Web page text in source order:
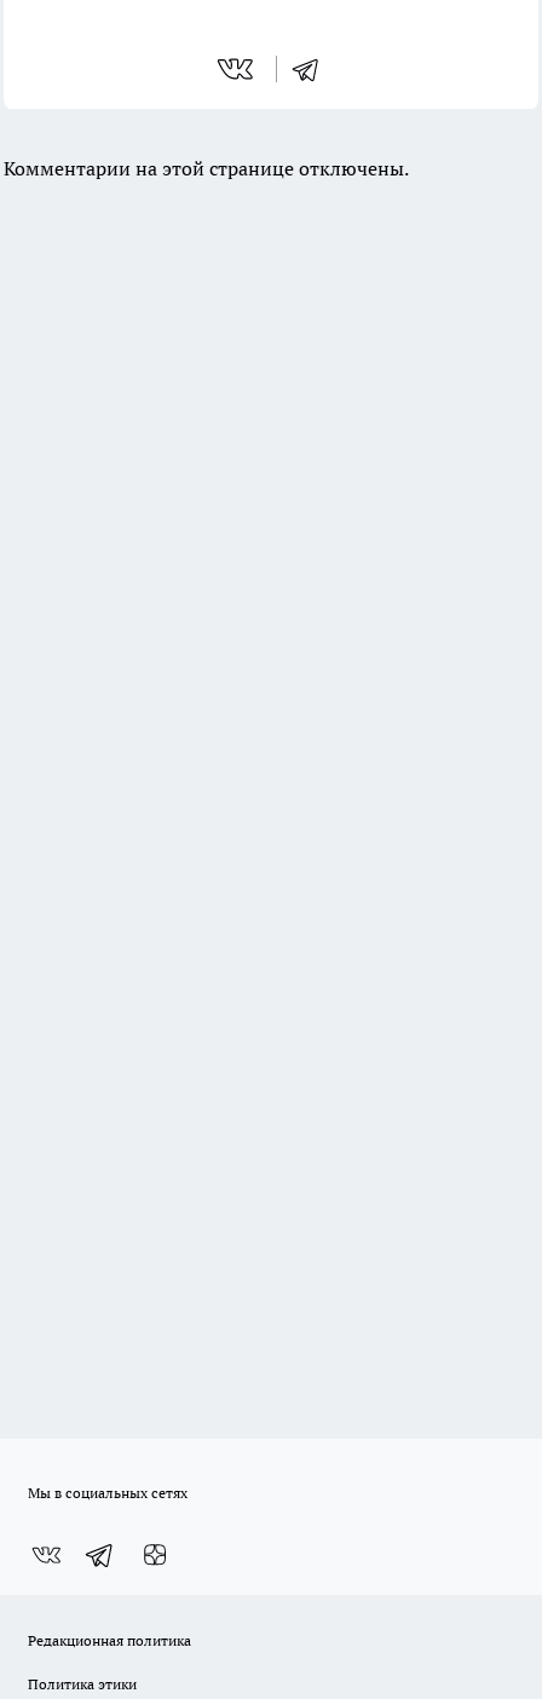
Комментарии на этой странице отключены.
Мы в социальных сетях
Редакционная политика
Политика этики